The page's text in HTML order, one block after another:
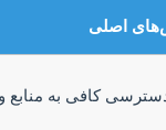
اصلی
کافی به منابع